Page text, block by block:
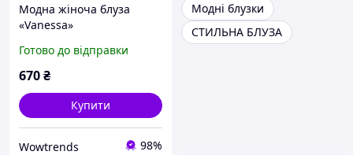
Модна жіноча блуза
«Vanessa»
Готово до відправки
670₴
Купити
Wowtrends 98%
Модні блузки
СТИЛЬНА БЛУЗА